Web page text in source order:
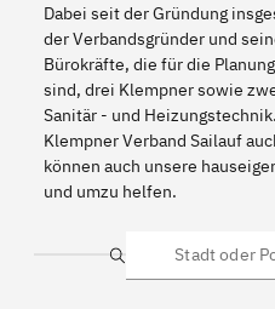
Dabei seit der Gründung
der Verbandsgründer und
Bürokräfte, die für die
sind, drei Klempner sowie
Sanitär - und
Klempner Verband Sailauf
können auch unsere
und umzu helfen.
Suche